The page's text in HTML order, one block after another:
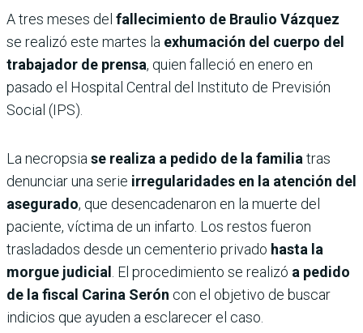
A tres meses del fallecimiento de Braulio Vázquez
se realizó este martes la exhumación del cuerpo del
trabajador de prensa, quien falleció en enero en
pasado el Hospital Central del Instituto de Previsión
Social (IPS).
La necropsia se realiza a pedido de la familia tras
denunciar una serie irregularidades en la atención del
asegurado, que desencadenaron en la muerte del
paciente, víctima de un infarto. Los restos fueron
trasladados desde un cementerio privado hasta la
morgue judicial . El procedimiento se realizó a pedido
de la fiscal Carina Serón con el objetivo de buscar
indicios que ayuden a esclarecer el caso.